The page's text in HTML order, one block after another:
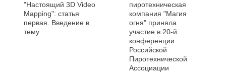
"Настоящий 3D Video
Mapping": статья
первая. Введение в
тему
пиротехническая
компания "Магия
огня" приняла
участие в 20-й
конференции
Российской
Пиротехнической
Ассоциации